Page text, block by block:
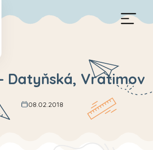
Datyňská, Vratimov
08.02.2018